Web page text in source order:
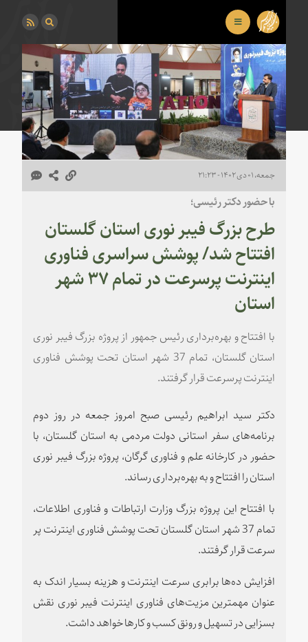
جمعه، ۰۱ دی ۱۴۰۲ - ۲۱:۲۳
با حضور دکتر رئیسی؛
طرح بزرگ فیبر نوری استان گلستان
افتتاح شد/ پوشش سراسری فناوری
اینترنت پرسرعت در تمام ۳۷ شهر
استان
با افتتاح و بهره‌برداری رئیس جمهور از پروژه بزرگ فیبر نوری
استان گلستان، تمام 37 شهر استان تحت پوشش فناوری
اینترنت پرسرعت قرار گرفتند.
دکتر سید ابراهیم رئیسی صبح امروز جمعه در روز دوم
برنامه‌های سفر استانی دولت مردمی به استان گلستان، با
حضور در کارخانه علم و فناوری گرگان، پروژه بزرگ فیبر نوری
استان را افتتاح و به بهره‌برداری رساند.
با افتتاح این پروژه بزرگ وزارت ارتباطات و فناوری اطلاعات،
تمام 37 شهر استان گلستان تحت پوشش فناوری اینترنت پر
سرعت قرار گرفتند.
افزایش ده‌ها برابری سرعت اینترنت و هزینه بسیار اندک به
عنوان مهمترین مزیت‌های فناوری اینترنت فیبر نوری نقش
بسزایی در تسهیل و رونق کسب و کارها خواهد داشت.